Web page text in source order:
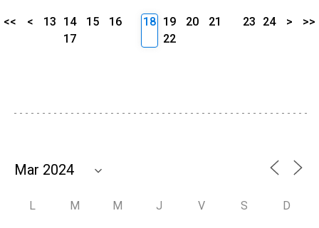
<< < 13 14 15
16
17
18 19 20
21
22
23 24 > >>
L M M J V S D